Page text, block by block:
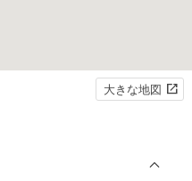
大きな地図